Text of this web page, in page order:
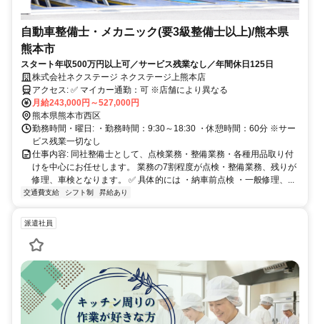
自動車整備士・メカニック(要3級整備士以上)/熊本県
熊本市
スタート年収500万円以上可／サービス残業なし／年間休日125日
株式会社ネクステージ ネクステージ上熊本店
アクセス: ✅ マイカー通勤：可 ※店舗により異なる
月給243,000円～527,000円
熊本県熊本市西区
勤務時間・曜日: ・勤務時間：9:30～18:30 ・休憩時間：60分 ※サー
ビス残業一切なし
仕事内容: 同社整備士として、点検業務・整備業務・各種用品取り付
けを中心にお任せします。 業務の7割程度が点検・整備業務、残りが
修理、車検となります。 ✅ 具体的には ・納車前点検 ・一般修理、...
交通費支給 シフト制 昇給あり
派遣社員